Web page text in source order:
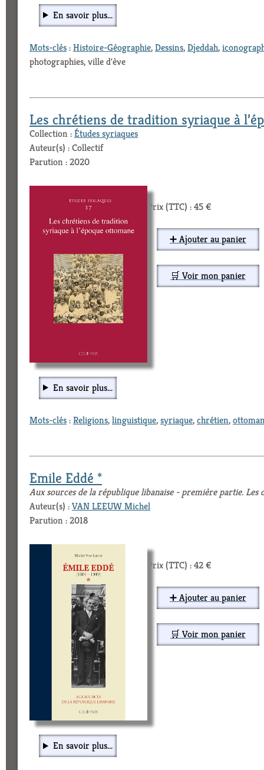
En savoir plus...
Mots-clés:Histoire-Géographie,Dessins,Djeddah,
photographies, ville d'ève
Les chrétiens de tradition syriaque à
Collection :Études syriaques
Auteur(s) : Collectif
Parution : 2020
Prix (TTC) : 45 €
➕ Ajouter au panier
🛒 Voir mon panier
En savoir plus...
Mots-clés:Religions,linguistique,syriaque,chrétien,
Emile Eddé *
Aux sources de la république libanaise - première partie. Les
Auteur(s) :VAN LEEUW Michel
Parution : 2018
Prix (TTC) : 42 €
➕ Ajouter au panier
🛒 Voir mon panier
En savoir plus...